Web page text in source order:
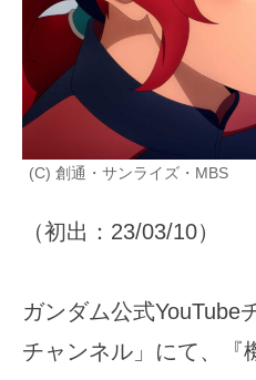
(C) 創通・サンライズ・MBS
（初出：23/03/10）
ガンダム公式YouTube
チャンネル」にて、『